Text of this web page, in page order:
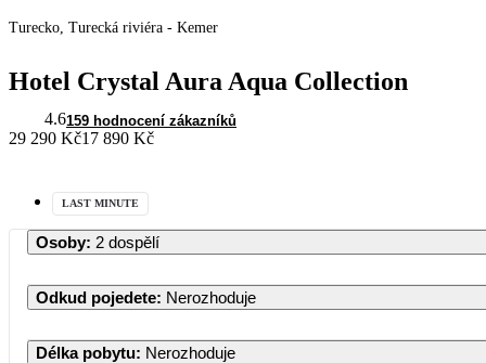
Turecko, Turecká riviéra - Kemer
Hotel Crystal Aura Aqua Collection
4.6159 hodnocení zákazníků
29 290 Kč17 890 Kč
LAST MINUTE
Osoby: 2 dospělí
Odkud pojedete: Nerozhoduje
Délka pobytu: Nerozhoduje